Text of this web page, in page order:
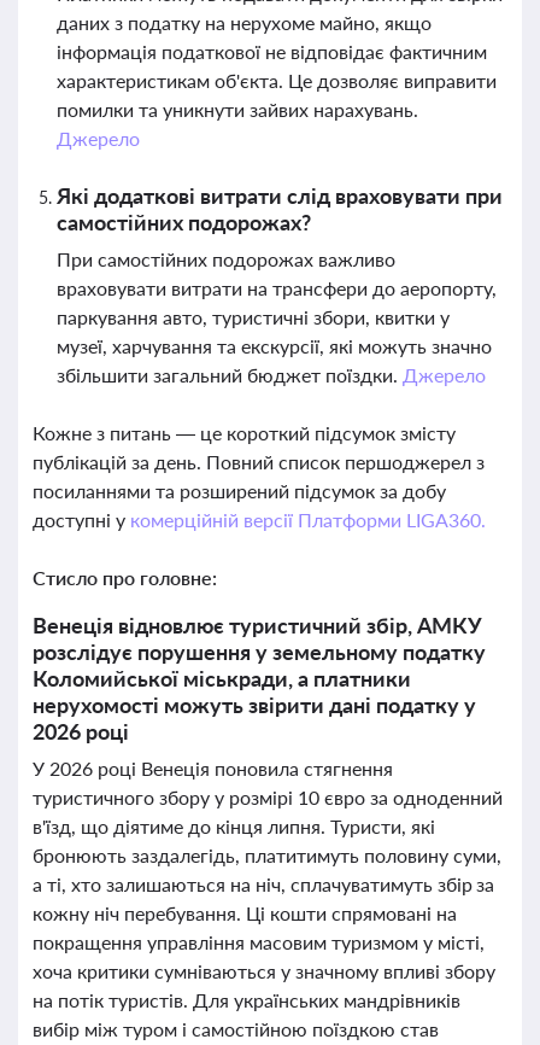
даних з податку на нерухоме майно, якщо
інформація податкової не відповідає фактичним
характеристикам об'єкта. Це дозволяє виправити
помилки та уникнути зайвих нарахувань.
Джерело
Які додаткові витрати слід враховувати при
самостійних подорожах?
При самостійних подорожах важливо
враховувати витрати на трансфери до аеропорту,
паркування авто, туристичні збори, квитки у
музеї, харчування та екскурсії, які можуть значно
збільшити загальний бюджет поїздки. Джерело
Кожне з питань — це короткий підсумок змісту
публікацій за день. Повний список першоджерел з
посиланнями та розширений підсумок за добу
доступні у комерційній версії Платформи LIGA360.
Стисло про головне:
Венеція відновлює туристичний збір, АМКУ
розслідує порушення у земельному податку
Коломийської міськради, а платники
нерухомості можуть звірити дані податку у
2026 році
У 2026 році Венеція поновила стягнення
туристичного збору у розмірі 10 євро за одноденний
в'їзд, що діятиме до кінця липня. Туристи, які
бронюють заздалегідь, платитимуть половину суми,
а ті, хто залишаються на ніч, сплачуватимуть збір за
кожну ніч перебування. Ці кошти спрямовані на
покращення управління масовим туризмом у місті,
хоча критики сумніваються у значному впливі збору
на потік туристів. Для українських мандрівників
вибір між туром і самостійною поїздкою став